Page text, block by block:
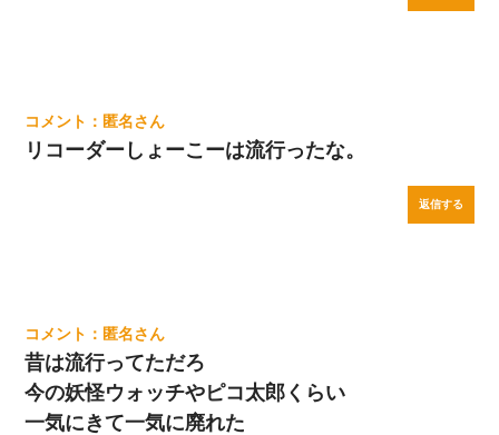
匿名
リコーダーしょーこーは流行ったな。
返信する
匿名
昔は流行ってただろ
今の妖怪ウォッチやピコ太郎くらい
一気にきて一気に廃れた